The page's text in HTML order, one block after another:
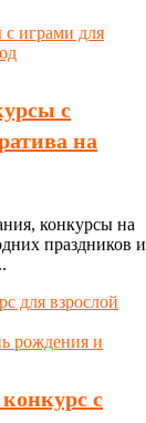
с
на
конкурсы на
праздников и
рождения и
с